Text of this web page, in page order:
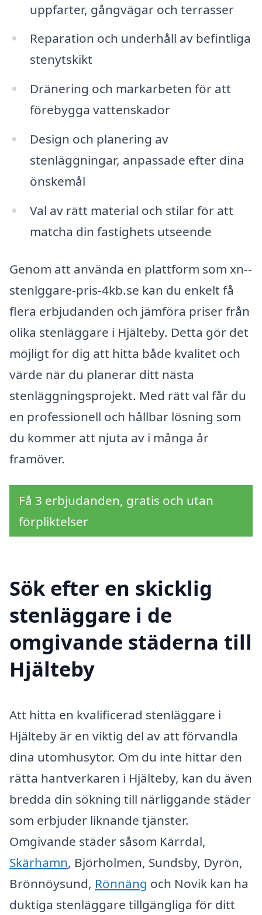
uppfarter, gångvägar och terrasser
Reparation och underhåll av befintliga
stenytskikt
Dränering och markarbeten för att
förebygga vattenskador
Design och planering av
stenläggningar, anpassade efter dina
önskemål
Val av rätt material och stilar för att
matcha din fastighets utseende
Genom att använda en plattform som xn--
stenlggare-pris-4kb.se kan du enkelt få
flera erbjudanden och jämföra priser från
olika stenläggare i Hjälteby. Detta gör det
möjligt för dig att hitta både kvalitet och
värde när du planerar ditt nästa
stenläggningsprojekt. Med rätt val får du
en professionell och hållbar lösning som
du kommer att njuta av i många år
framöver.
Få 3 erbjudanden, gratis och utan
förpliktelser
Sök efter en skicklig
stenläggare i de
omgivande städerna till
Hjälteby
Att hitta en kvalificerad stenläggare i
Hjälteby är en viktig del av att förvandla
dina utomhusytor. Om du inte hittar den
rätta hantverkaren i Hjälteby, kan du även
bredda din sökning till närliggande städer
som erbjuder liknande tjänster.
Omgivande städer såsom Kärrdal,
Skärhamn, Björholmen, Sundsby, Dyrön,
Brönnöysund, Rönnäng och Novik kan ha
duktiga stenläggare tillgängliga för ditt